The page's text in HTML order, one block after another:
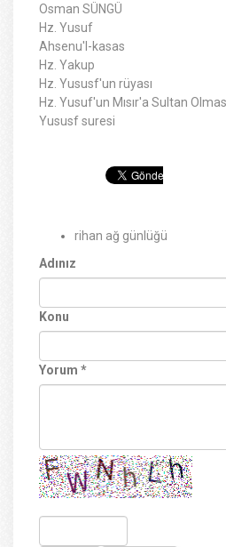
Osman SÜNGÜ
Hz. Yusuf
Ahsenu'l-kasas
Hz. Yakup
Hz. Yususf'un rüyası
Hz. Yusuf'un Mısır'a Sultan
Yususf suresi
rihan ağ günlüğü
Adınız
Konu
Yorum *